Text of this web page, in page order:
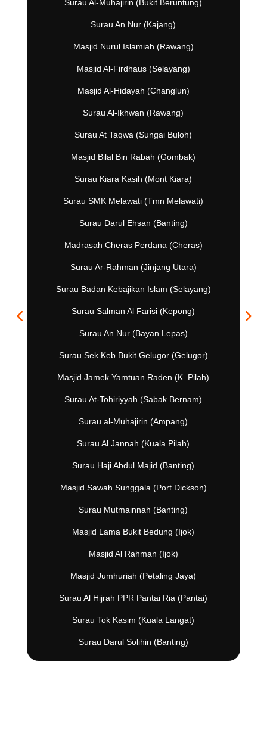
Surau Al-Muhajirin (Bukit Beruntung)
Surau An Nur (Kajang)
Masjid Nurul Islamiah (Rawang)
Masjid Al-Firdhaus (Selayang)
Masjid Al-Hidayah (Changlun)
Surau Al-Ikhwan (Rawang)
Surau At Taqwa (Sungai Buloh)
Masjid Bilal Bin Rabah (Gombak)
Surau Kiara Kasih (Mont Kiara)
Surau SMK Melawati (Tmn Melawati)
Surau Darul Ehsan (Banting)
Madrasah Cheras Perdana (Cheras)
Surau Ar-Rahman (Jinjang Utara)
Surau Badan Kebajikan Islam (Selayang)
Surau Salman Al Farisi (Kepong)
Surau An Nur (Bayan Lepas)
Surau Sek Keb Bukit Gelugor (Gelugor)
Masjid Jamek Yamtuan Raden (K. Pilah)
Surau At-Tohiriyyah (Sabak Bernam)
Surau al-Muhajirin (Ampang)
Surau Al Jannah (Kuala Pilah)
Surau Haji Abdul Majid (Banting)
Masjid Sawah Sunggala (Port Dickson)
Surau Mutmainnah (Banting)
Masjid Lama Bukit Bedung (Ijok)
Masjid Al Rahman (Ijok)
Masjid Jumhuriah (Petaling Jaya)
Surau Al Hijrah PPR Pantai Ria (Pantai)
Surau Tok Kasim (Kuala Langat)
Surau Darul Solihin (Banting)